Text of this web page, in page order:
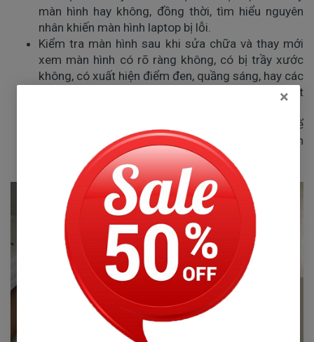
màn hình hay không, đồng thời, tìm hiểu nguyên
nhân khiến màn hình laptop bị lỗi.
Kiểm tra màn hình sau khi sửa chữa và thay mới
xem màn hình có rõ ràng không, có bị trầy xước
không, có xuất hiện điểm đen, quầng sáng, hay các
hiện tượng khác lạ không để đảm bảo được chất
Chọn thay màn hình tại các trung tâm uy tín để
được đảm bảo chất lượng dịch vụ cũng như đảm
bảo an toàn cho máy tính sau khi thay màn hình.
×